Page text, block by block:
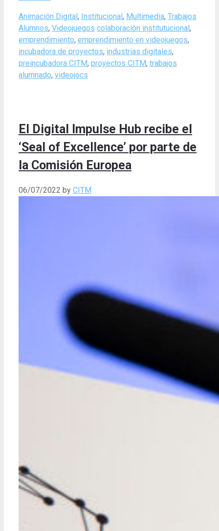
Categories
Animación Digital, Institucional, Multimedia, Trabajos
Alumnos, Videojuegos Tags
colaboración institutucional,
emprendimiento, emprendimiento en videojuegos,
incubadora de proyectos, industrias digitales,
preincubadora CITM, proyectos CITM, trabajos
alumnado, videojocs
El Digital Impulse Hub recibe el
‘Seal of Excellence’ por parte de
la Comisión Europea
06/07/2022 by CITM